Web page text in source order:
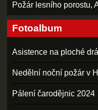
Požár lesního porostu,
Fotoalbum
Asistence na ploché
Nedělní noční požár v
Pálení čarodějnic 2024